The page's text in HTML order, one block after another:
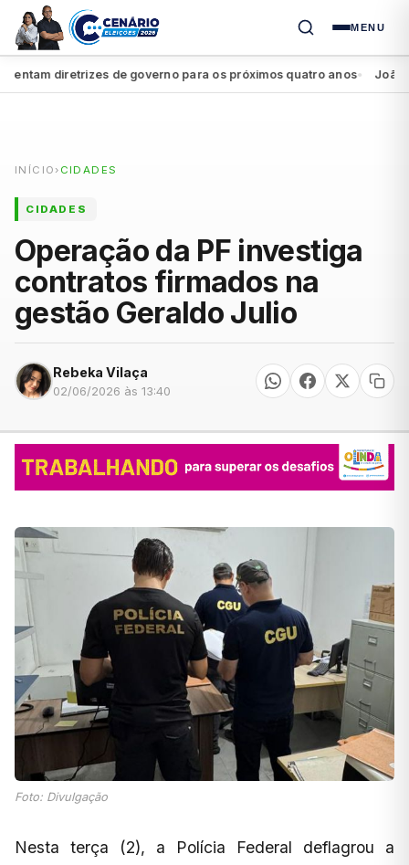
MENU
diretrizes de governo para os próximos quatro anos● João
INÍCIO › CIDADES
CIDADES
Operação da PF investiga
contratos firmados na
gestão Geraldo Julio
Rebeka Vilaça
02/06/2026 às 13:40
Foto: Divulgação
Nesta terça (2), a Polícia Federal deflagrou a